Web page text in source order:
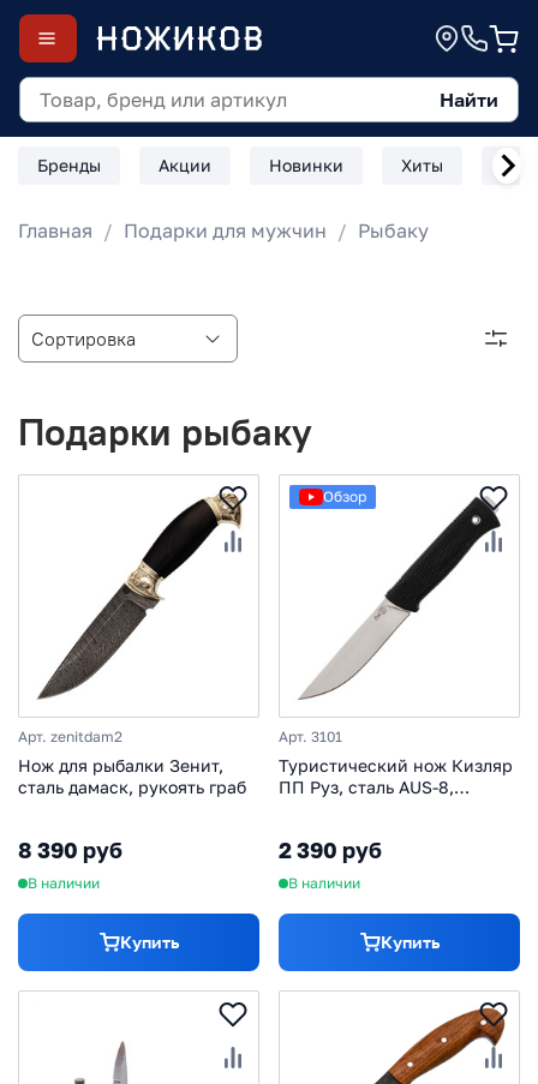
Найти
Бренды Акции Новинки Хиты
Главная Подарки для мужчин Рыбаку
Подарки рыбаку
Арт. zenitdam2
Нож для рыбалки Зенит,
сталь дамаск, рукоять граб
8 390 руб
В наличии
Купить
Обзор
Арт. 3101
Туристический нож Кизляр
ПП Руз, сталь AUS-8,
2 390 руб
В наличии
Купить